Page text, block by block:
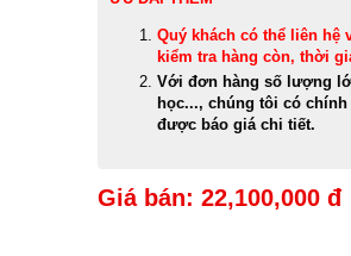
Quý khách có thể liên hệ
kiểm tra hàng còn, thời
Với đơn hàng số lượng
học..., chúng tôi có
được báo giá chi tiết.
Giá bán: 22,100,000 đ